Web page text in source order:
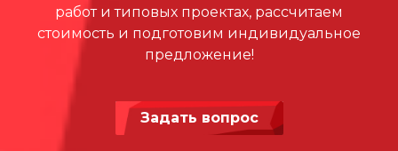
работ и типовых проектах, рассчитаем
стоимость и подготовим индивидуальное
предложение!
Задать вопрос